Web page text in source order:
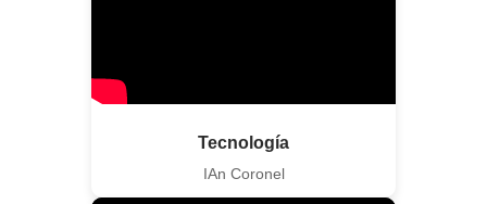
Tecnología
IAn Coronel